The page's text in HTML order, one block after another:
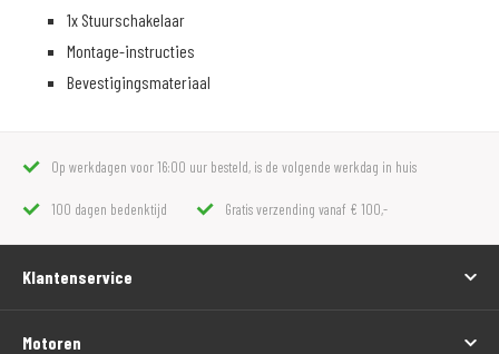
1x Stuurschakelaar
Montage-instructies
Bevestigingsmateriaal
Op werkdagen voor 16:00 uur besteld, is de volgende werkdag in huis
100 dagen bedenktijd Gratis verzending vanaf € 100,-
Klantenservice
Motoren